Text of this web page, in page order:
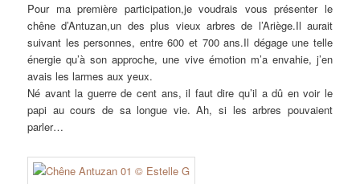
Pour ma première participation,je voudrais vous présenter le
chêne d’Antuzan,un des plus vieux arbres de l’Ariège.Il aurait
suivant les personnes, entre 600 et 700 ans.Il dégage une telle
énergie qu’à son approche, une vive émotion m’a envahie, j’en
avais les larmes aux yeux.
Né avant la guerre de cent ans, il faut dire qu’il a dû en voir le
papi au cours de sa longue vie. Ah, si les arbres pouvaient
parler…